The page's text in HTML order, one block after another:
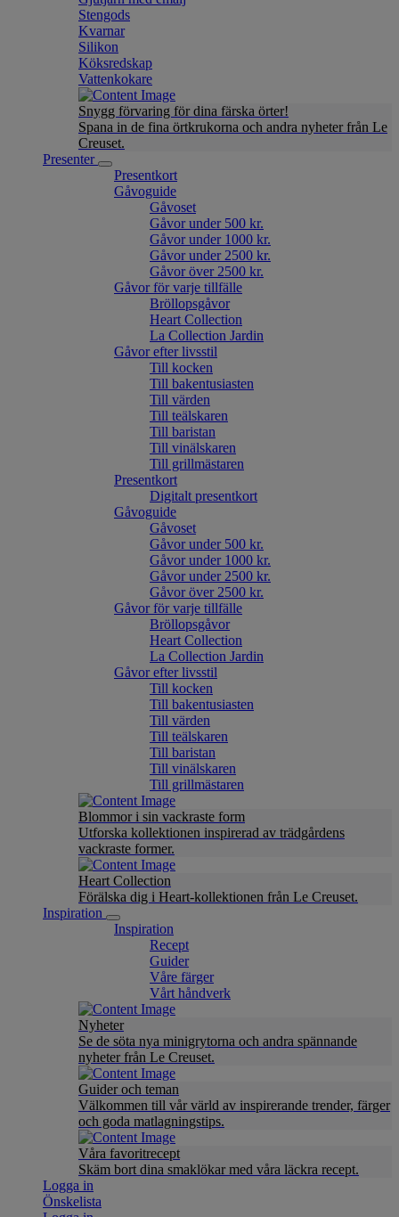
Stengods
Kvarnar
Silikon
Köksredskap
Vattenkokare
Snygg förvaring för dina färska örter!
Spana in de fina örtkrukorna och andra nyheter från Le
Creuset.
Presenter
Presentkort
Gåvoguide
Gåvoset
Gåvor under 500 kr.
Gåvor under 1000 kr.
Gåvor under 2500 kr.
Gåvor över 2500 kr.
Gåvor för varje tillfälle
Bröllopsgåvor
Heart Collection
La Collection Jardin
Gåvor efter livsstil
Till kocken
Till bakentusiasten
Till värden
Till teälskaren
Till baristan
Till vinälskaren
Till grillmästaren
Presentkort
Digitalt presentkort
Gåvoguide
Gåvoset
Gåvor under 500 kr.
Gåvor under 1000 kr.
Gåvor under 2500 kr.
Gåvor över 2500 kr.
Gåvor för varje tillfälle
Bröllopsgåvor
Heart Collection
La Collection Jardin
Gåvor efter livsstil
Till kocken
Till bakentusiasten
Till värden
Till teälskaren
Till baristan
Till vinälskaren
Till grillmästaren
Blommor i sin vackraste form
Utforska kollektionen inspirerad av trädgårdens
vackraste former.
Heart Collection
Förälska dig i Heart-kollektionen från Le Creuset.
Inspiration
Inspiration
Recept
Guider
Våre färger
Vårt håndverk
Nyheter
Se de söta nya minigrytorna och andra spännande
nyheter från Le Creuset.
Guider och teman
Välkommen till vår värld av inspirerande trender, färger
och goda matlagningstips.
Våra favoritrecept
Skäm bort dina smaklökar med våra läckra recept.
Logga in
Önskelista